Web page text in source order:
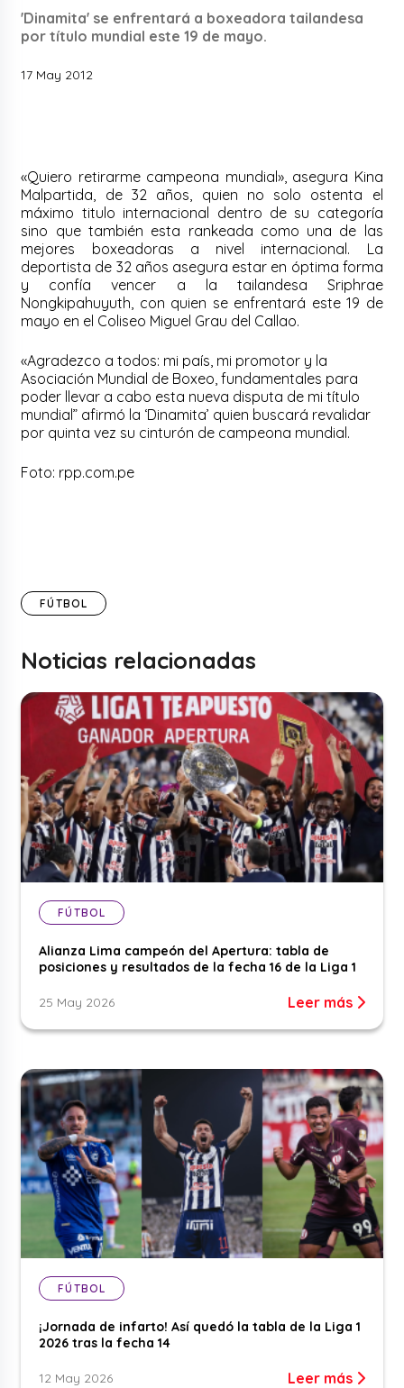
'Dinamita' se enfrentará a boxeadora tailandesa
por título mundial este 19 de mayo.
17 May 2012
«Quiero retirarme campeona mundial», asegura Kina
Malpartida, de 32 años, quien no solo ostenta el
máximo titulo internacional dentro de su categoría
sino que también esta rankeada como una de las
mejores boxeadoras a nivel internacional. La
deportista de 32 años asegura estar en óptima forma
y confía vencer a la tailandesa Sriphrae
Nongkipahuyuth, con quien se enfrentará este 19 de
mayo en el Coliseo Miguel Grau del Callao.
«Agradezco a todos: mi país, mi promotor y la
Asociación Mundial de Boxeo, fundamentales para
poder llevar a cabo esta nueva disputa de mi título
mundial” afirmó la ‘Dinamita’ quien buscará revalidar
por quinta vez su cinturón de campeona mundial.
Foto: rpp.com.pe
FÚTBOL
Noticias relacionadas
FÚTBOL
Alianza Lima campeón del Apertura: tabla de
posiciones y resultados de la fecha 16 de la Liga 1
25 May 2026 Leer más
FÚTBOL
¡Jornada de infarto! Así quedó la tabla de la Liga 1
2026 tras la fecha 14
12 May 2026 Leer más